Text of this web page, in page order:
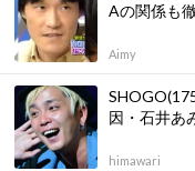
Aの関係も
Aimy
因・石井あ
himawari